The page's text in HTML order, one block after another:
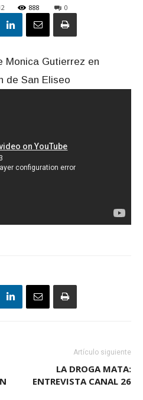
888 0
Monica Gutierrez en
de San Eliseo
Artículo siguiente
LA DROGA MATA:
ENTREVISTA CANAL 26